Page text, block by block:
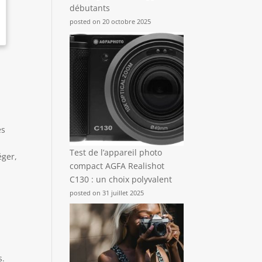
débutants
posted on 20 octobre 2025
Test de l’appareil photo
compact AGFA Realishot
C130 : un choix polyvalent
posted on 31 juillet 2025